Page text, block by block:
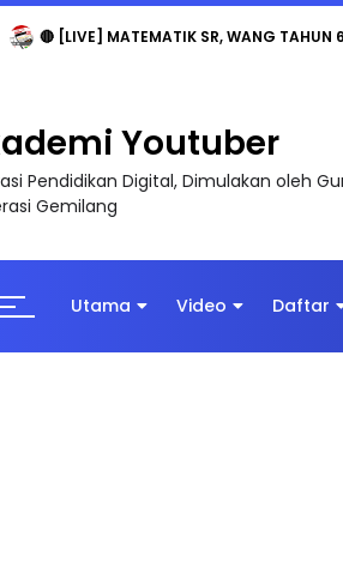
🔴 [LIVE] MATEMATIK SR, WANG
Youtuber
Pendidikan Digital, Dimulakan oleh
Gemilang
Utama Video Daftar